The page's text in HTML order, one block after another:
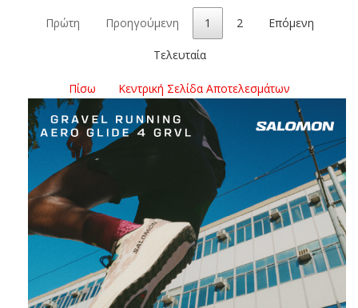
Πρώτη Προηγούμενη 1 2 Επόμενη
Τελευταία
Πίσω Κεντρική Σελίδα Αποτελεσμάτων